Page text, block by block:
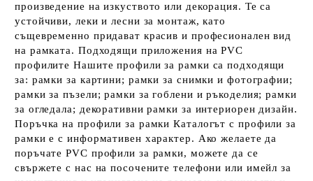
произведение на изкуството или декорация. Те са
устойчиви, леки и лесни за монтаж, като
същевременно придават красив и професионален вид
на рамката. Подходящи приложения на PVC
профилите Нашите профили за рамки са подходящи
за: рамки за картини; рамки за снимки и фотографии;
рамки за пъзели; рамки за гоблени и ръкоделия; рамки
за огледала; декоративни рамки за интериорен дизайн.
Поръчка на профили за рамки Каталогът с профили за
рамки е с информативен характер. Ако желаете да
поръчате PVC профили за рамки, можете да се
свържете с нас на посочените телефони или имейл за